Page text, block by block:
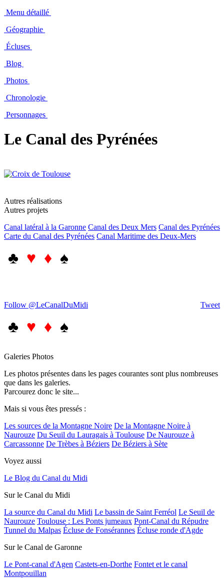
Menu détaillé
Géographie
Écluses
Blog
Photos
Chronologie
Personnages
Le Canal des Pyrénées
Autres réalisations
Autres projets
Canal latéral à la Garonne Canal des Deux Mers Canal des Pyrénées
Carte du Canal des Pyrénées Canal Maritime des Deux-Mers
♣ ♥ ♦ ♠
Tweet
Follow @LeCanalDuMidi
♣ ♥ ♦ ♠
Galeries Photos
Les photos présentes dans les pages courantes sont plus nombreuses
que dans les galeries.
Parcourez donc le site...
Mais si vous êtes pressés :
Les sources de la Montagne Noire De la Montagne Noire à
Naurouze Du Seuil du Lauragais à Toulouse De Naurouze à
Carcassonne De Trèbes à Béziers De Béziers à Sète
Voyez aussi
Le Blog du Canal du Midi
Sur le Canal du Midi
La source du Canal du Midi Le bassin de Saint Ferréol Le Seuil de
Naurouze Toulouse : Les Ponts jumeaux Pont-Canal du Répudre
Tunnel du Malpas Écluse de Fonsérannes Écluse ronde d'Agde
Sur le Canal de Garonne
Le Pont-canal d'Agen Castets-en-Dorthe Fontet et le canal
Montpouillan